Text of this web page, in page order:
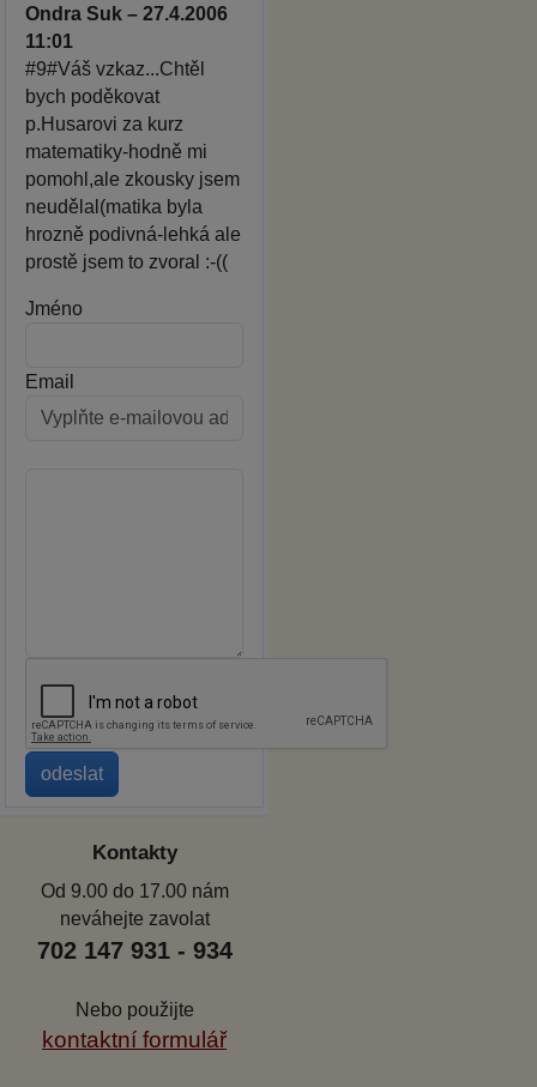
Ondra Suk – 27.4.2006
11:01
#9#Váš vzkaz...Chtěl
bych poděkovat
p.Husarovi za kurz
matematiky-hodně mi
pomohl,ale zkousky jsem
neudělal(matika byla
hrozně podivná-lehká ale
prostě jsem to zvoral :-((
Jméno
Email
Kontakty
Od 9.00 do 17.00 nám
neváhejte zavolat
702 147 931 - 934
Nebo použijte
kontaktní formulář